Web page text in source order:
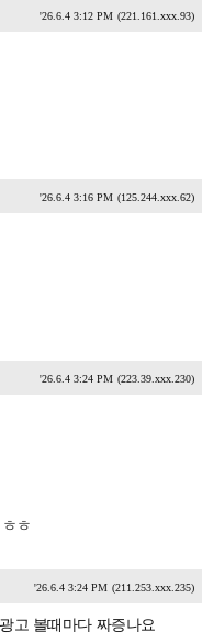
'26.6.4 3:12 PM (221.161.xxx.93)
'26.6.4 3:16 PM (125.244.xxx.62)
'26.6.4 3:24 PM (223.39.xxx.230)
ㅎ
'26.6.4 3:24 PM (211.253.xxx.235)
고 볼때마다 짜증나요